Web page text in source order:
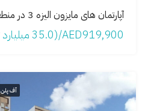
AED919,900/(35.0 میلیارد تومان)
آف پلن